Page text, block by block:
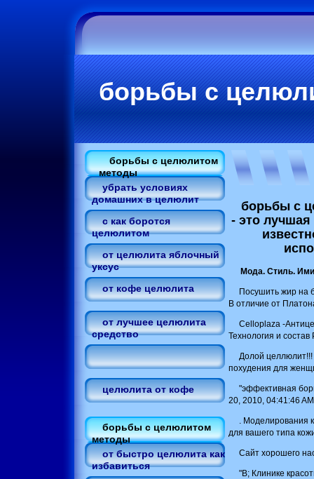
борьбы с
борьбы с целюлитом
методы
убрать условиях
домашних в целюлит
с как боротся
целюлитом
от целюлита яблочный
уксус
от кофе целюлита
от лучшее целюлита
средство
целюлита от кофе
борьбы с целюлитом
методы
от быстро целюлита как
избавиться
борьбы с
- это
Мода. Стиль.
Посушить жир на
В отличие от
Celloplaza -
Технология и
Долой целлюлит!!!
похудения для
"эффективная
20, 2010, 04:41:46
. Моделирования
для вашего типа
Сайт хорошего
"В; Клинике